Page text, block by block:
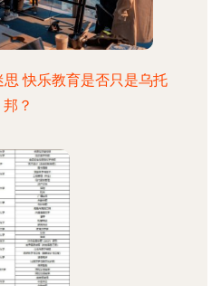
思 快乐教育是否只是乌托
邦？